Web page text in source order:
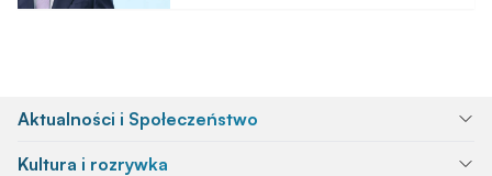
Aktualności i Społeczeństwo
Kultura i rozrywka